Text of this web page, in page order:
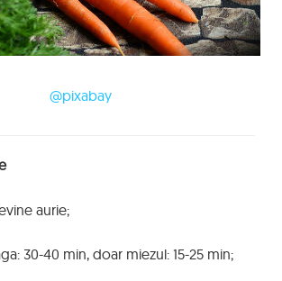
@pixabay
aurie;
30-40 min, doar miezul: 15-25 min;